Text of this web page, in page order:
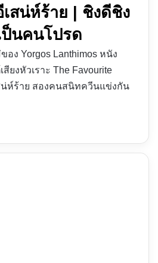
เสน่ห์ร้าย | ชิงดีชิง
ป็นคนโปรด
อง Yorgos Lanthimos หนัง
ยงหัวเราะ The Favourite
น่ห์ร้าย สองคนสนิทควีนแข่งกัน